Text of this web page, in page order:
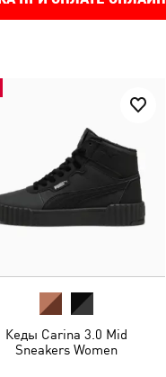
Кеды Carina 3.0 Mid
Sneakers Women